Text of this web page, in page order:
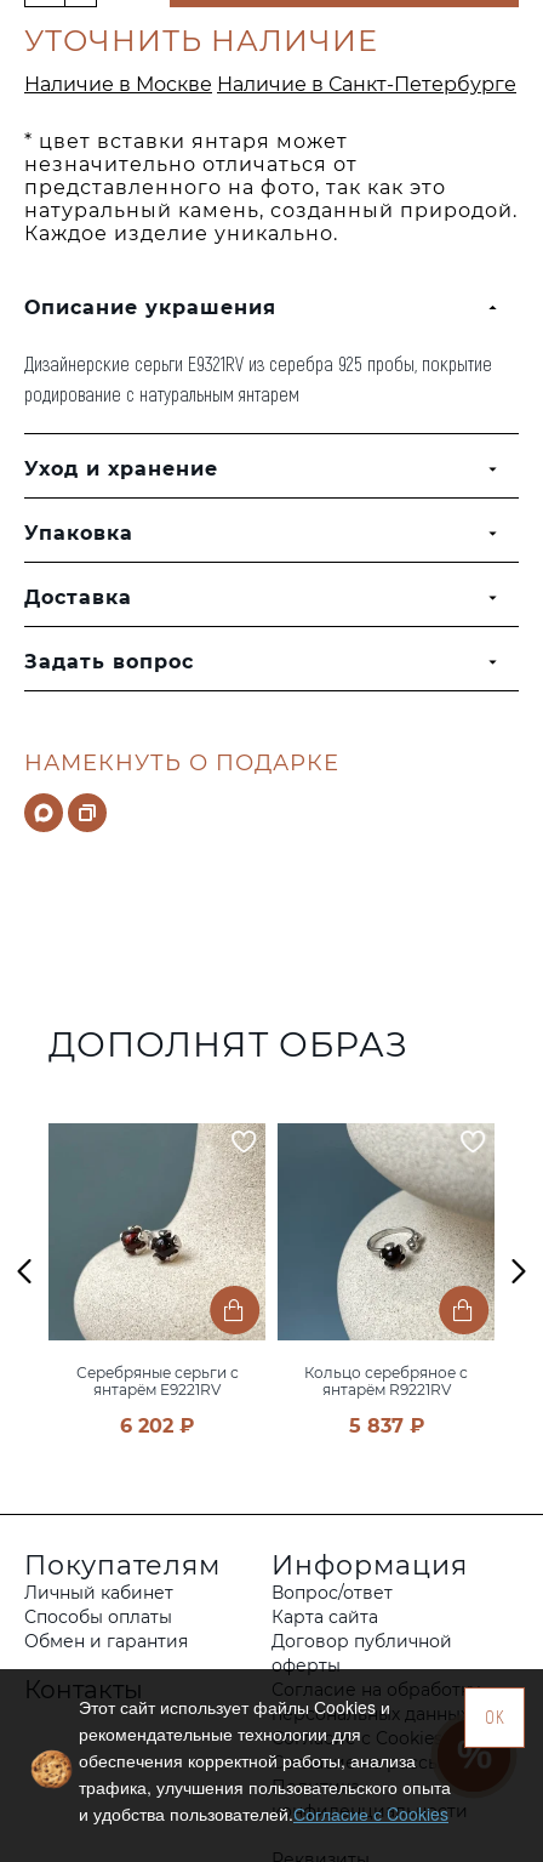
НАМЕКНУТЬ О ПОДАРКЕ
* цвет вставки янтаря может
незначительно отличаться от
представленного на фото, так как это
натуральный камень, созданный природой.
Каждое изделие уникально.
Описание украшения
Дизайнерские серьги E9321RV из серебра 925 пробы, покрытие
родирование с натуральным янтарем
Уход и хранение
Упаковка
Доставка
Задать вопрос
УТОЧНИТЬ НАЛИЧИЕ
Наличие в Москве Наличие в Санкт-Петербурге
ДОПОЛНЯТ ОБРАЗ
Серебряные серьги с
янтарём E9221RV
6 202 ₽
Кольцо серебряное с
янтарём R9221RV
5 837 ₽
Покупателям
Личный кабинет
Способы оплаты
Обмен и гарантия
Контакты
Информация
Вопрос/ответ
Карта сайта
Договор публичной
оферты
Согласие на обработку
персональных данных
Согласие с Cookies
Согласие на рассылку
Политика
конфиденциальности
OK
Этот сайт использует файлы Сookies и
рекомендательные технологии для
обеспечения корректной работы, анализа
трафика, улучшения пользовательского опыта
и удобства пользователей.Согласие с Cookies